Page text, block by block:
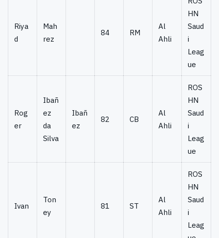
Riya
d
Mah
rez
84 RM
Al
Ahli
HN
Saud
i
Leag
ue
Rog
er
Ibañ
ez
da
Silva
Ibañ
ez
82 CB
Al
Ahli
ROS
HN
Saud
i
Leag
ue
Ivan
Ton
ey
81 ST
Al
Ahli
ROS
HN
Saud
i
Leag